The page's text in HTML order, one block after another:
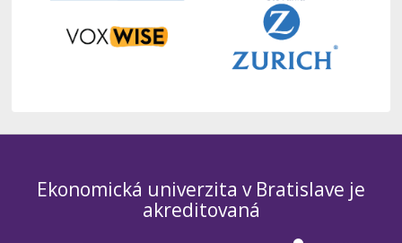
Ekonomická univerzita v Bratislave je
akreditovaná